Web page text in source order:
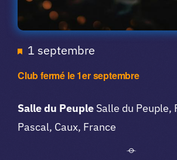
Club fermé le 1er septembre
Mis
en
1 septembre
Salle du Peuple Salle du Peuple,
Pascal, Caux, France